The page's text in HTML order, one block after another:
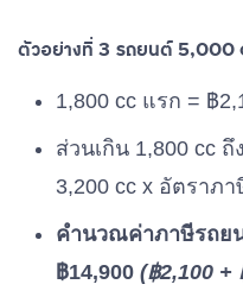
ตัวอย่างที่ 3 รถยนต์ 5,000
1,800 cc แรก = ฿
ส่วนเกิน 1,800 cc
3,200 cc x อัตราภา
คำนวณค่าภาษีรถย
฿14,900 (฿2,100 +